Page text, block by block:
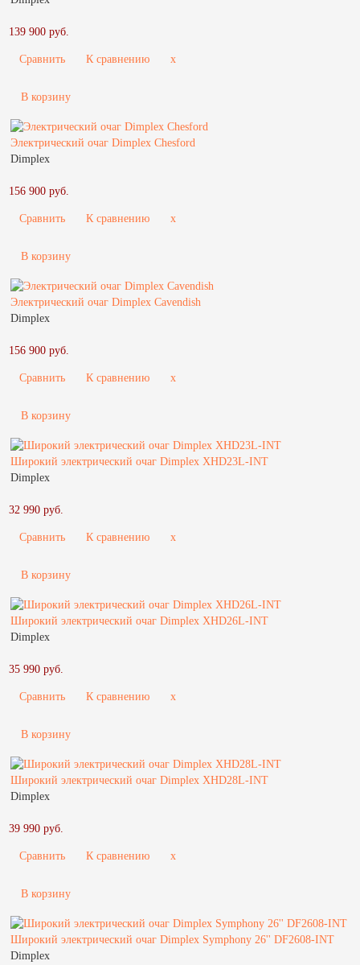
139 900 руб.
Сравнить К сравнению x
В корзину
Электрический очаг Dimplex Chesford
Dimplex
156 900 руб.
Сравнить К сравнению x
В корзину
Электрический очаг Dimplex Cavendish
Dimplex
156 900 руб.
Сравнить К сравнению x
В корзину
Широкий электрический очаг Dimplex XHD23L-INT
Dimplex
32 990 руб.
Сравнить К сравнению x
В корзину
Широкий электрический очаг Dimplex XHD26L-INT
Dimplex
35 990 руб.
Сравнить К сравнению x
В корзину
Широкий электрический очаг Dimplex XHD28L-INT
Dimplex
39 990 руб.
Сравнить К сравнению x
В корзину
Широкий электрический очаг Dimplex Symphony 26'' DF2608-INT
Dimplex